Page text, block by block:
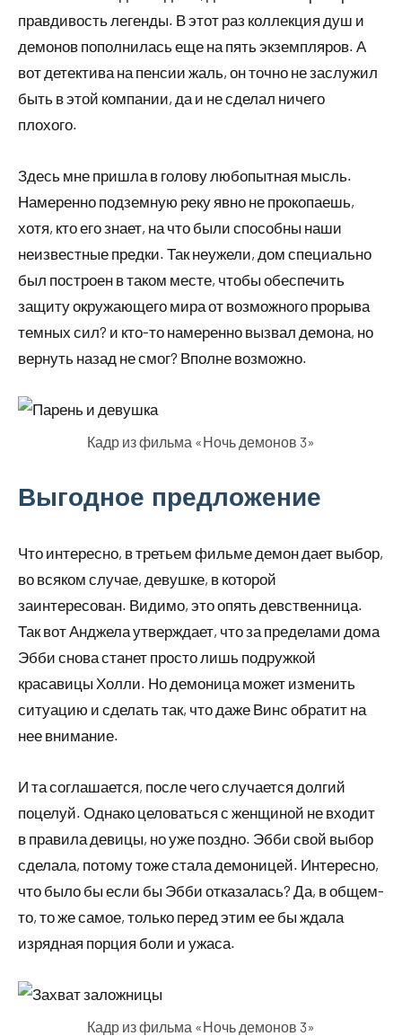
правдивость легенды. В этот раз коллекция душ и
демонов пополнилась еще на пять экземпляров. А
вот детектива на пенсии жаль, он точно не заслужил
быть в этой компании, да и не сделал ничего
плохого.
Здесь мне пришла в голову любопытная мысль.
Намеренно подземную реку явно не прокопаешь,
хотя, кто его знает, на что были способны наши
неизвестные предки. Так неужели, дом специально
был построен в таком месте, чтобы обеспечить
защиту окружающего мира от возможного прорыва
темных сил? и кто-то намеренно вызвал демона, но
вернуть назад не смог? Вполне возможно.
Кадр из фильма «Ночь демонов 3»
Выгодное предложение
Что интересно, в третьем фильме демон дает выбор,
во всяком случае, девушке, в которой
заинтересован. Видимо, это опять девственница.
Так вот Анджела утверждает, что за пределами дома
Эбби снова станет просто лишь подружкой
красавицы Холли. Но демоница может изменить
ситуацию и сделать так, что даже Винс обратит на
нее внимание.
И та соглашается, после чего случается долгий
поцелуй. Однако целоваться с женщиной не входит
в правила девицы, но уже поздно. Эбби свой выбор
сделала, потому тоже стала демоницей. Интересно,
что было бы если бы Эбби отказалась? Да, в общем-
то, то же самое, только перед этим ее бы ждала
изрядная порция боли и ужаса.
Кадр из фильма «Ночь демонов 3»